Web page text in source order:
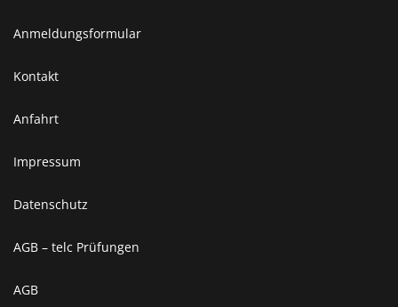
Anmeldungsformular
Kontakt
Anfahrt
Impressum
Datenschutz
AGB – telc Prüfungen
AGB